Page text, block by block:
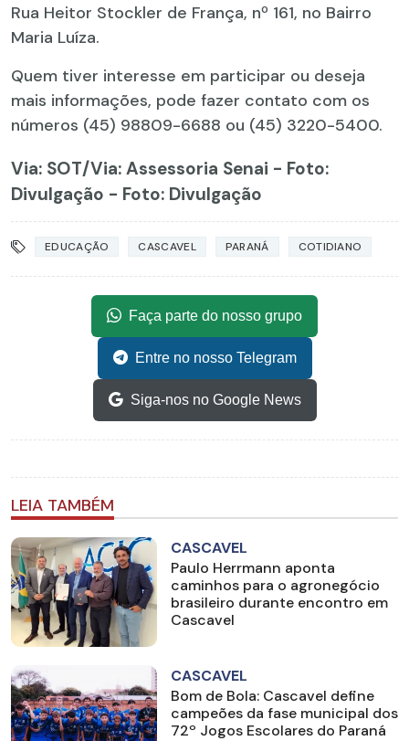
Rua Heitor Stockler de França, nº 161, no Bairro
Maria Luíza.
Quem tiver interesse em participar ou deseja
mais informações, pode fazer contato com os
números (45) 98809-6688 ou (45) 3220-5400.
Via: SOT/Via: Assessoria Senai - Foto:
Divulgação - Foto: Divulgação
EDUCAÇÃO CASCAVEL PARANÁ COTIDIANO
Faça parte do nosso grupo
Entre no nosso Telegram
Siga-nos no Google News
LEIA TAMBÉM
CASCAVEL
Paulo Herrmann aponta
caminhos para o agronegócio
brasileiro durante encontro em
Cascavel
CASCAVEL
Bom de Bola: Cascavel define
campeões da fase municipal dos
72º Jogos Escolares do Paraná